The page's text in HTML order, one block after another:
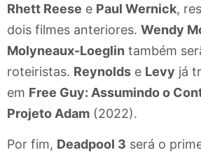
Rhett Reese e Paul Wernick,
dois filmes anteriores. Wendy
Molyneaux-Loeglin também
roteiristas. Reynolds e Levy já
em Free Guy: Assumindo o
Projeto Adam (2022).
Por fim, Deadpool 3 será o